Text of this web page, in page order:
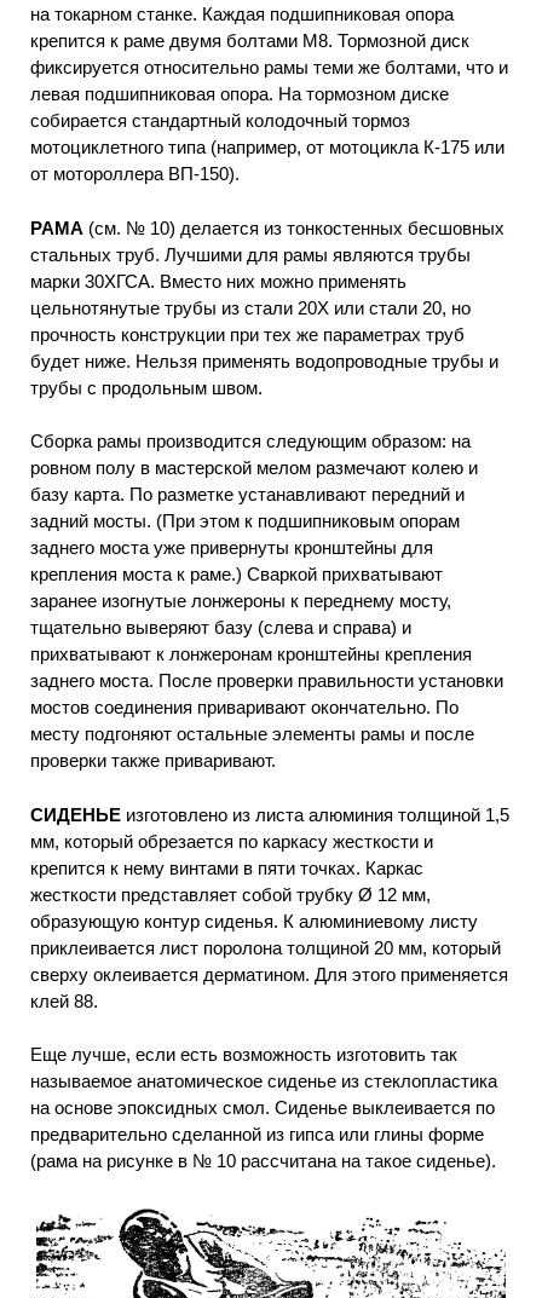
на токарном станке. Каждая подшипниковая опора
крепится к раме двумя болтами М8. Тормозной диск
фиксируется относительно рамы теми же болтами, что и
левая подшипниковая опора. На тормозном диске
собирается стандартный колодочный тормоз
мотоциклетного типа (например, от мотоцикла К-175 или
от мотороллера ВП-150).
РАМА (см. № 10) делается из тонкостенных бесшовных
стальных труб. Лучшими для рамы являются трубы
марки 30ХГСА. Вместо них можно применять
цельнотянутые трубы из стали 20Х или стали 20, но
прочность конструкции при тех же параметрах труб
будет ниже. Нельзя применять водопроводные трубы и
трубы с продольным швом.
Сборка рамы производится следующим образом: на
ровном полу в мастерской мелом размечают колею и
базу карта. По разметке устанавливают передний и
задний мосты. (При этом к подшипниковым опорам
заднего моста уже привернуты кронштейны для
крепления моста к раме.) Сваркой прихватывают
заранее изогнутые лонжероны к переднему мосту,
тщательно выверяют базу (слева и справа) и
прихватывают к лонжеронам кронштейны крепления
заднего моста. После проверки правильности установки
мостов соединения приваривают окончательно. По
месту подгоняют остальные элементы рамы и после
проверки также приваривают.
СИДЕНЬЕ изготовлено из листа алюминия толщиной 1,5
мм, который обрезается по каркасу жесткости и
крепится к нему винтами в пяти точках. Каркас
жесткости представляет собой трубку Ø 12 мм,
образующую контур сиденья. К алюминиевому листу
приклеивается лист поролона толщиной 20 мм, который
сверху оклеивается дерматином. Для этого применяется
клей 88.
Еще лучше, если есть возможность изготовить так
называемое анатомическое сиденье из стеклопластика
на основе эпоксидных смол. Сиденье выклеивается по
предварительно сделанной из гипса или глины форме
(рама на рисунке в № 10 рассчитана на такое сиденье).